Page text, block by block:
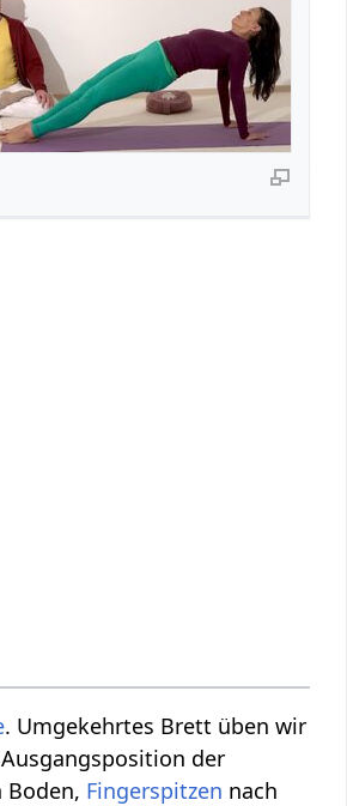
. Umgekehrtes Brett üben wir
der
Fingerspitzen nach